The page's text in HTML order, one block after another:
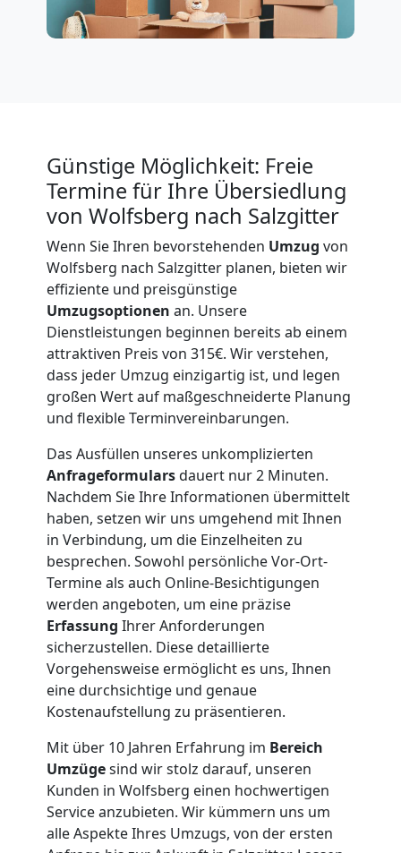
Günstige Möglichkeit: Freie
Termine für Ihre Übersiedlung
von Wolfsberg nach Salzgitter
Wenn Sie Ihren bevorstehenden Umzug von
Wolfsberg nach Salzgitter planen, bieten wir
effiziente und preisgünstige
Umzugsoptionen an. Unsere
Dienstleistungen beginnen bereits ab einem
attraktiven Preis von 315€. Wir verstehen,
dass jeder Umzug einzigartig ist, und legen
großen Wert auf maßgeschneiderte Planung
und flexible Terminvereinbarungen.
Das Ausfüllen unseres unkomplizierten
Anfrageformularsdauert nur 2 Minuten.
Nachdem Sie Ihre Informationen übermittelt
haben, setzen wir uns umgehend mit Ihnen
in Verbindung, um die Einzelheiten zu
besprechen. Sowohl persönliche Vor-Ort-
Termine als auch Online-Besichtigungen
werden angeboten, um eine präzise
Erfassung Ihrer Anforderungen
sicherzustellen. Diese detaillierte
Vorgehensweise ermöglicht es uns, Ihnen
eine durchsichtige und genaue
Kostenaufstellung zu präsentieren.
Mit über 10 Jahren Erfahrung im Bereich
Umzügesind wir stolz darauf, unseren
Kunden in Wolfsberg einen hochwertigen
Service anzubieten. Wir kümmern uns um
alle Aspekte Ihres Umzugs, von der ersten
Möbeltransport
National
Beiladung
International
Internationaler
Umzug
Nationaler
Umzug